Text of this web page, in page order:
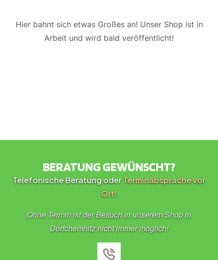
Hier bahnt sich etwas Großes an! Unser Shop ist in
Arbeit und wird bald veröffentlicht!
BERATUNG GEWÜNSCHT?
Telefonische Beratung oderTerminabsprache vor
Ort!
Ohne Termin ist der Besuch in unserem Shop in
Dorfchemnitz nicht immer möglich!